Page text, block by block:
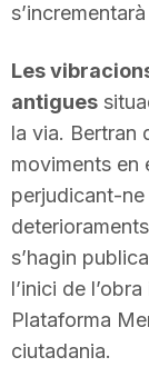
Les
antigues
la via. Bertran
moviments en
perjudicant-
s’hagin
l’inici de
Plataforma
ciutadania.